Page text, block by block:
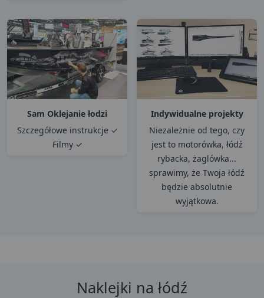
Sam Oklejanie łodzi
Szczegółowe instrukcje ✓
Filmy ✓
Indywidualne projekty
Niezależnie od tego, czy
jest to motorówka, łódź
rybacka, żaglówka...
sprawimy, że Twoja łódź
będzie absolutnie
wyjątkowa.
Naklejki na łódź